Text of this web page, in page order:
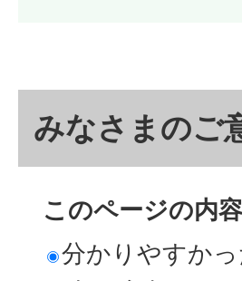
みなさまのご
このページの内
分かりやすかっ